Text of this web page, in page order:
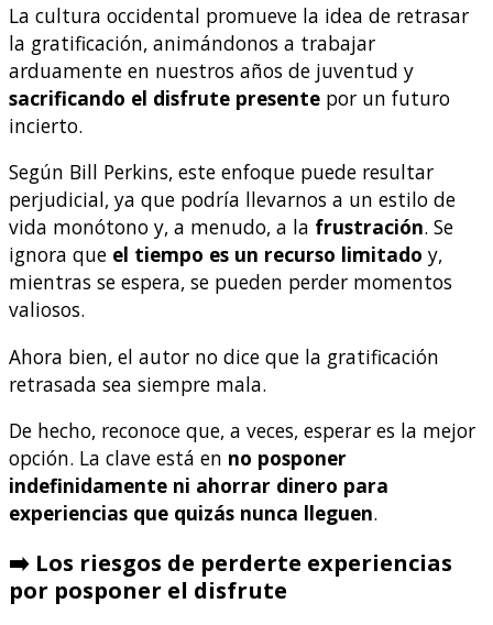
La cultura occidental promueve la idea de retrasar
la gratificación, animándonos a trabajar
arduamente en nuestros años de juventud y
sacrificando el disfrute presente por un futuro
incierto.
Según Bill Perkins, este enfoque puede resultar
perjudicial, ya que podría llevarnos a un estilo de
vida monótono y, a menudo, a la frustración. Se
ignora que el tiempo es un recurso limitado y,
mientras se espera, se pueden perder momentos
valiosos.
Ahora bien, el autor no dice que la gratificación
retrasada sea siempre mala.
De hecho, reconoce que, a veces, esperar es la mejor
opción. La clave está en no posponer
indefinidamente ni ahorrar dinero para
experiencias que quizás nunca lleguen.
➡️ Los riesgos de perderte experiencias
por posponer el disfrute